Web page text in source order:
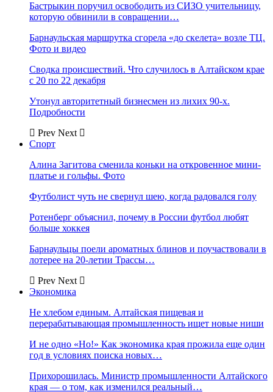
Бастрыкин поручил освободить из СИЗО учительницу,
которую обвинили в совращении…
Барнаульская маршрутка сгорела «до скелета» возле ТЦ.
Фото и видео
Сводка происшествий. Что случилось в Алтайском крае
с 20 по 22 декабря
Утонул авторитетный бизнесмен из лихих 90-х.
Подробности
Prev Next
Спорт
Алина Загитова сменила коньки на откровенное мини-
платье и гольфы. Фото
Футболист чуть не свернул шею, когда радовался голу
Ротенберг объяснил, почему в России футбол любят
больше хоккея
Барнаульцы поели ароматных блинов и поучаствовали в
лотерее на 20-летии Трассы…
Prev Next
Экономика
Не хлебом единым. Алтайская пищевая и
перерабатывающая промышленность ищет новые ниши
И не одно «Но!» Как экономика края прожила еще один
год в условиях поиска новых…
Прихорошилась. Министр промышленности Алтайского
края — о том, как изменился реальный…